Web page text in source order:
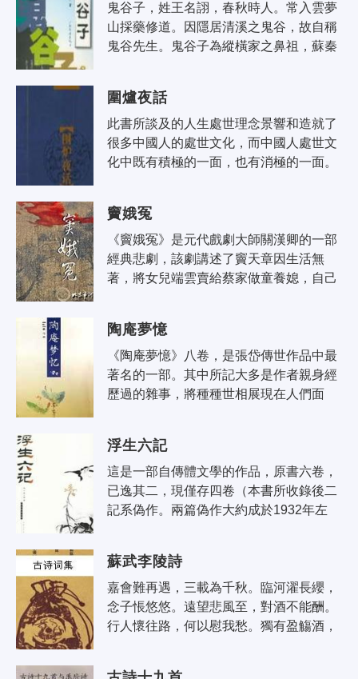
鬼谷子，姓王名詡，春秋時人。常入雲夢
山採藥修道。因隱居清溪之鬼谷，故自稱
鬼谷先生。鬼谷子為縱橫家之鼻祖，蘇秦
圍爐夜話
此書所談及的人生處世理念景響和造就了
很多中國人的處世文化，而中國人處世文
化中既有積極的一面，也有消極的一面。
竇娥冤
《竇娥冤》是元代戲劇大師關漢卿的一部
經典悲劇，該劇講述了竇天章因生活無
著，將女兒端雲賣給蔡家做童養媳，自己
為..
陶庵夢憶
《陶庵夢憶》八卷，是張岱傳世作品中最
著名的一部。其中所記大多是作者親身經
歷過的雜事，將種種世相展現在人們面
構..
浮生六記
這是一部自傳體文學的作品，原書六卷，
已逸其二，現僅存四卷（本書所收錄後二
記系偽作。兩篇偽作大約成於1932年左
辭..
蘇武李陵詩
嘉會難再遇，三載為千秋。臨河濯長纓，
念子悵悠悠。遠望悲風至，對酒不能酬。
行人懷往路，何以慰我愁。獨有盈觴酒，